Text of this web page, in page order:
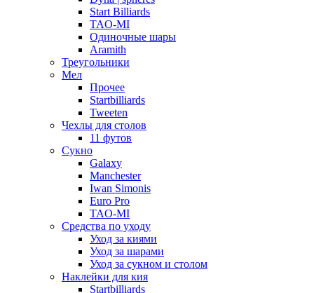
Start Billiards
TAO-MI
Одиночные шары
Aramith
Треугольники
Мел
Прочее
Startbilliards
Tweeten
Чехлы для столов
11 футов
Сукно
Galaxy
Manchester
Iwan Simonis
Euro Pro
TAO-MI
Средства по уходу
Уход за киями
Уход за шарами
Уход за сукном и столом
Наклейки для кия
Startbilliards